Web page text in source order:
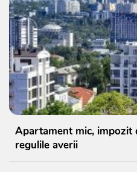
Apartament mic, impozit
regulile averii